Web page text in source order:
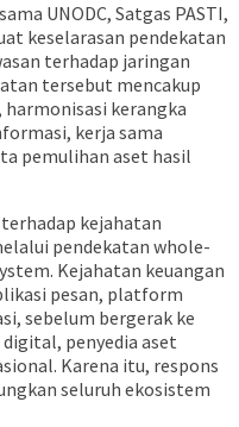
UNODC, Satgas PASTI,
keselarasan pendekatan
terhadap jaringan
tersebut mencakup
kerangka
kerja sama
pemulihan aset hasil
kejahatan
pendekatan whole-
Kejahatan keuangan
pesan, platform
sebelum bergerak ke
penyedia aset
Karena itu, respons
seluruh ekosistem